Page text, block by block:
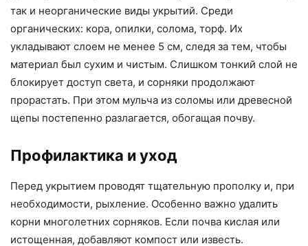
так и неорганические виды укрытий. Среди
органических: кора, опилки, солома, торф. Их
укладывают слоем не менее 5 см, следя за тем, чтобы
материал был сухим и чистым. Слишком тонкий слой не
блокирует доступ света, и сорняки продолжают
прорастать. При этом мульча из соломы или древесной
щепы постепенно разлагается, обогащая почву.
Профилактика и уход
Перед укрытием проводят тщательную прополку и, при
необходимости, рыхление. Особенно важно удалить
корни многолетних сорняков. Если почва кислая или
истощенная, добавляют компост или известь.